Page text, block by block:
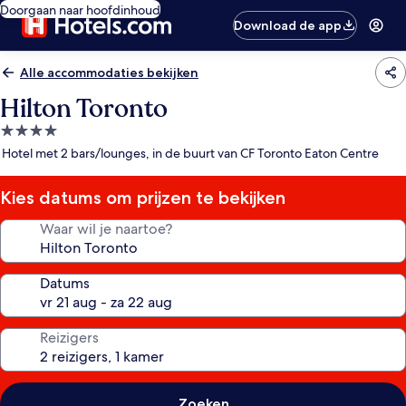
Doorgaan naar hoofdinhoud
Download de app
Alle accommodaties bekijken
Hilton Toronto
4.0-
sterrenaccommodatie
Hotel met 2 bars/lounges, in de buurt van CF Toronto Eaton Centre
Kies datums om prijzen te bekijken
Waar wil je naartoe?
Datums
Reizigers